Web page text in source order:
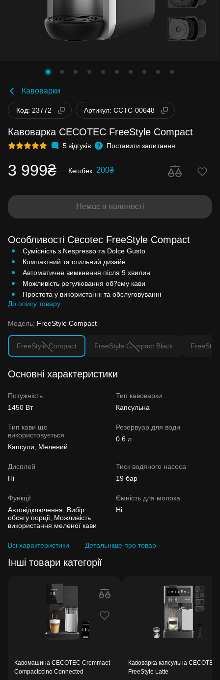
Кавоварки
Код: 23772 Артикул: CCTC-00648
Кавоварка CECOTEC FreeStyle Compact
5 відгуків Поставити запитання
3 999₴ Кешбек 200₴
Немає в наявності
Особливості Cecotec FreeStyle Compact
Сумісність з Nespresso та Dolce Gusto
Компактний та стильний дизайн
Автоматичне вимкнення після 9 хвилин
Можливість регулювання об?єму кави
Простота у використанні та обслуговуванні
До опису товару
Модель: FreeStyle Compact
FreeStyle Compact FreeStyle Compact Black
Основні характеристики
Потужність
1450 Вт
Тип кавоварки
Капсульна
Тип кави що
використовується
Капсули, Мелений
Резервуар для води
0.6 л
Дисплей
Ні
Тиск водяного насоса
19 бар
Функції
Автовідключення, Вибір
обсягу порції, Можливість
використання меленої кави
Ємність для молока
Ні
Всі характеристики Детальніше про товар
Інші товари категорії
Кавомашина CECOTEC Cremmaet
Compactccino Connected
Кавоварка капсульна CECOTEC
FreeStyle Latte